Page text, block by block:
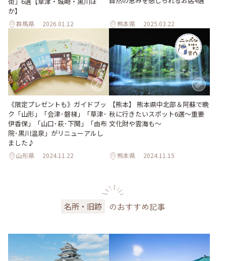
か】
群馬県 2026.01.12 熊本県 2025.03.22
《限定プレゼントも》ガイドブッ
ク「山形」「会津･磐梯」「草津･
伊香保」「山口･萩･下関」「由布
院･黒川温泉」がリニューアルし
ました♪
山形県 2024.11.22
【熊本】 熊本県中北部＆阿蘇で晩
秋に行きたいスポット6選〜重要
文化財や雲海も〜
熊本県 2024.11.15
名所・旧跡 のおすすめ記事